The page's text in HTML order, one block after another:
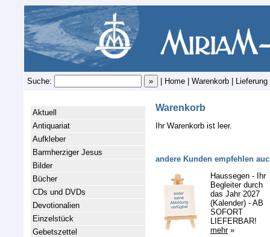
Suche: Home Warenkorb Lieferung
Aktuell
Antiquariat
Aufkleber
Barmherziger Jesus
Bilder
Bücher
CDs und DVDs
Devotionalien
Einzelstück
Gebetszettel
Warenkorb
Ihr Warenkorb ist leer.
andere Kunden empfehlen
Haussegen - Ihr
Begleiter durch
das Jahr 2027
(Kalender) - AB
SOFORT
LIEFERBAR!
mehr»